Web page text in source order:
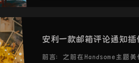
安利一款邮箱评论通知插
前言：之前在Handsome主题